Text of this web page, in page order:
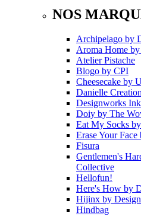
NOS
Archipelago by
Aroma Home by
Atelier Pistache
Blogo by CPI
Cheesecake by
Danielle
Designworks Ink
Doiy by The
Eat My Socks by
Erase Your Face
Fisura
Gentlemen's
Collective
Hellofun!
Here's How by
Hijinx by
Hindbag